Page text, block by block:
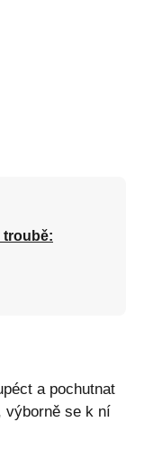
troubě:
a pochutnat
výborně se k ní